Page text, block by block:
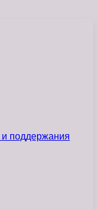
и поддержания